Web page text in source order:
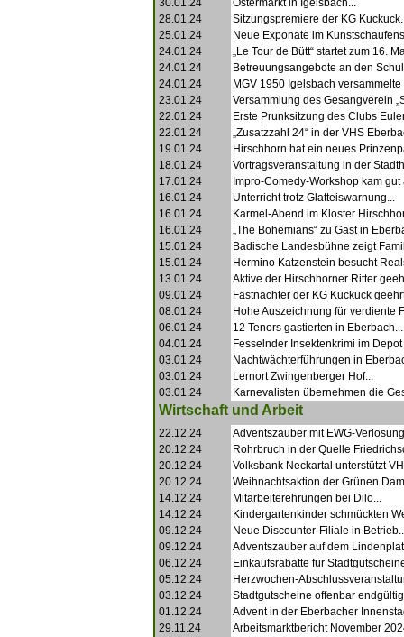
30.01.24
Ostermarkt in Igelsbach...
28.01.24
Sitzungspremiere der KG
25.01.24
Neue Exponate im
24.01.24
„Le Tour de Bütt“ startet zum 16.
24.01.24
Betreuungsangebote an den
24.01.24
MGV 1950 Igelsbach versammelte
23.01.24
Versammlung des Gesangverein
22.01.24
Erste Prunksitzung des Clubs
22.01.24
„Zusatzzahl 24“ in der VHS
19.01.24
Hirschhorn hat ein neues
18.01.24
Vortragsveranstaltung in der
17.01.24
Impro-Comedy-Workshop kam gut
16.01.24
Unterricht trotz Glatteiswarnung...
16.01.24
Karmel-Abend im Kloster
16.01.24
„The Bohemians“ zu Gast in
15.01.24
Badische Landesbühne zeigt
15.01.24
Hermino Katzenstein besucht
13.01.24
Aktive der Hirschhorner Ritter
09.01.24
Fastnachter der KG Kuckuck
08.01.24
Hohe Auszeichnung für verdiente
06.01.24
12 Tenors gastierten in Eberbach...
04.01.24
Fesselnder Insektenkrimi im Depot
03.01.24
Nachtwächterführungen in
03.01.24
Lernort Zwingenberger Hof...
03.01.24
Karnevalisten übernehmen die
Wirtschaft und Arbeit
22.12.24
Adventszauber mit EWG-
20.12.24
Rohrbruch in der Quelle
20.12.24
Volksbank Neckartal unterstützt
20.12.24
Weihnachtsaktion der Grünen
14.12.24
Mitarbeiterehrungen bei Dilo...
14.12.24
Kindergartenkinder schmückten
09.12.24
Neue Discounter-Filiale in
09.12.24
Adventszauber auf dem
06.12.24
Einkaufsrabatte für
05.12.24
Herzwochen-
03.12.24
Stadtgutscheine offenbar
01.12.24
Advent in der Eberbacher
29.11.24
Arbeitsmarktbericht November